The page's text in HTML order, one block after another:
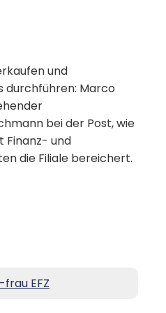
und
durchführen: Marco
bei der Post, wie
Finanz- und
die Filiale bereichert.
EFZ